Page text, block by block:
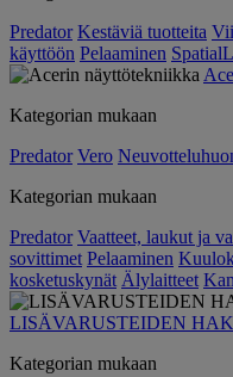
Predator Kestäviä tuotteita
käyttöön Pelaaminen
Kategorian mukaan
Predator Vero
Kategorian mukaan
Predator Vaatteet, laukut ja
sovittimet Pelaaminen
kosketuskynät Älylaitteet
LISÄVARUSTEIDEN
Kategorian mukaan